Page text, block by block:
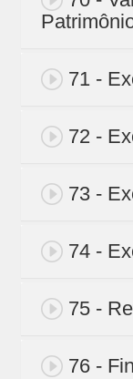
71 -
72 -
73 -
74 -
75 -
76 -